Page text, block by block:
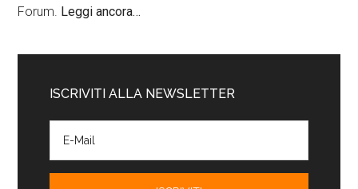
Forum. Leggi ancora…
ISCRIVITI ALLA NEWSLETTER